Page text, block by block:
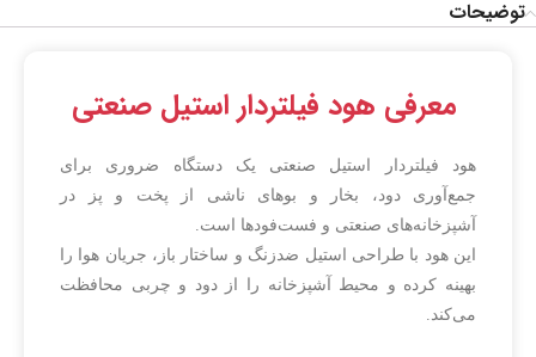
محیط‌های پرتردد.
سهولت در تمیزکاری و رعایت
بهداشت صنعتی.
چرخ‌های قفل‌شونده.
توضیحات
معرفی هود فیلتردار استیل صنعتی
هود فیلتردار استیل صنعتی یک دستگاه ضروری برای
جمع‌آوری دود، بخار و بوهای ناشی از پخت و پز در
آشپزخانه‌های صنعتی و فست‌فودها است.
این هود با طراحی استیل ضدزنگ و ساختار باز، جریان هوا را
بهینه کرده و محیط آشپزخانه را از دود و چربی محافظت
می‌کند.